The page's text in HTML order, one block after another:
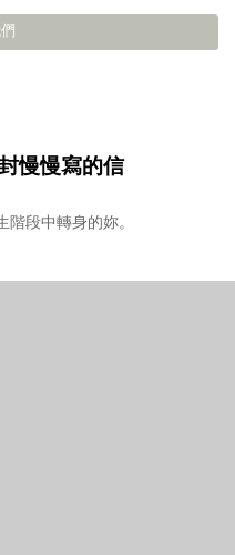
慢慢寫的信
段中轉身的妳。